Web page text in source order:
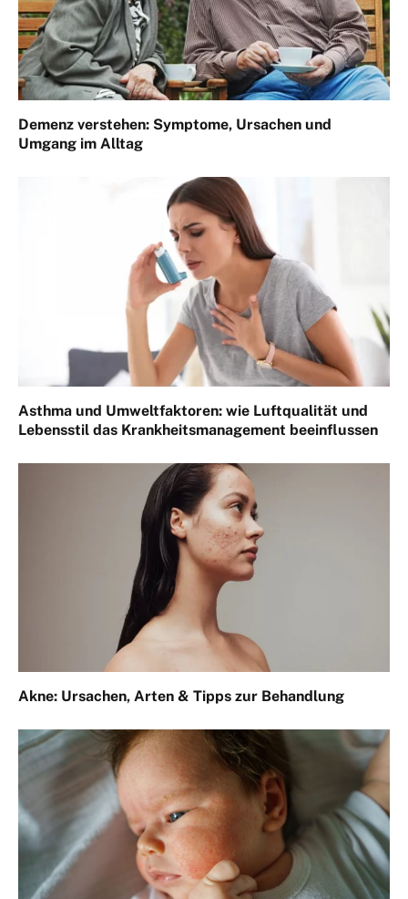
Demenz verstehen: Symptome, Ursachen und
Umgang im Alltag
Asthma und Umweltfaktoren: wie Luftqualität und
Lebensstil das Krankheitsmanagement beeinflussen
Akne: Ursachen, Arten & Tipps zur Behandlung